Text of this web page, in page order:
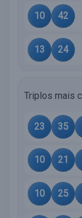
10 42
13 24
Triplos mais
23 35
10 21
10 25